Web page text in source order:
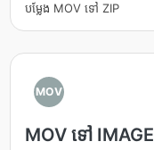
បម្លែង MOV ទៅ ZIP
MOV
MOV ទៅ IMAGE